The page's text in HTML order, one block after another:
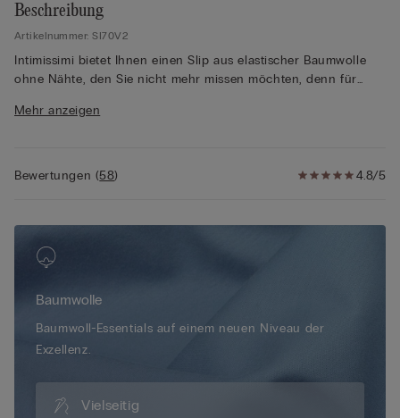
Beschreibung
Artikelnummer: SI70V2
Intimissimi bietet Ihnen einen Slip aus elastischer Baumwolle
ohne Nähte, den Sie nicht mehr missen möchten, denn für
aus Baumwolle ohne Nähte die perfekte Wahl. Unter enger
aus Baumwolle ist ebenfalls ohne Nähte aufgesetzt, sodass Sie
unmöglich macht. Die feine Baumwolle in Kombination mit
einem Anteil an Elasthan schmiegt sich perfekt an Ihre Kurven
und verleiht Ihnen einen selbstbewussten Auftritt. Entdecken
sich rundum wohlfühlen können.
Mehr anzeigen
4.8/5
Bewertungen (58)
Baumwolle
Baumwoll-Essentials auf einem neuen Niveau der
Exzellenz.
Vielseitig